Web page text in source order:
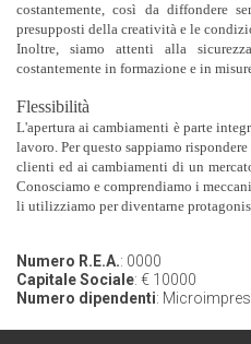
costantemente, così da diffondere
presupposti della creatività e le
Inoltre, siamo attenti alla
costantemente in formazione e in
Flessibilità
L'apertura ai cambiamenti è parte
lavoro. Per questo sappiamo
clienti ed ai cambiamenti di un
Conosciamo e comprendiamo i
li utilizziamo per diventarne
Numero R.E.A.: 0000
Capitale Sociale: € 10000
Numero dipendenti: